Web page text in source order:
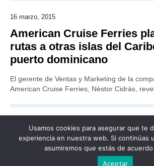
16 marzo, 2015
American Cruise Ferries
rutas a otras islas del
puerto dominicano
El gerente de Ventas y Marketing de la
American Cruise Ferries, Néstor Cidrás,
Usamos cookies para asegurar que te
experiencia en nuestra web. Si continúas
asumiremos que estás de
Aceptar
Publicidad Redacción
Todos los